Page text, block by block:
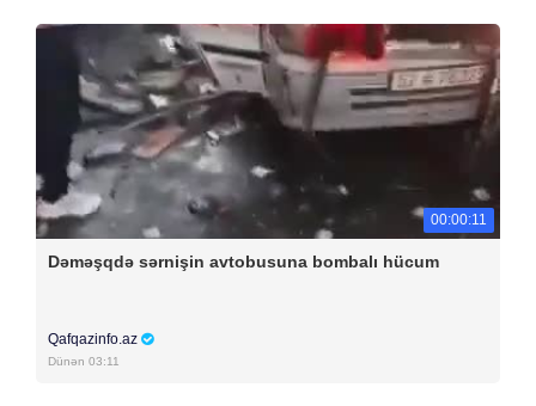
00:00:11
Dəməşqdə sərnişin avtobusuna bombalı hücum
Qafqazinfo.az
Dünən 03:11